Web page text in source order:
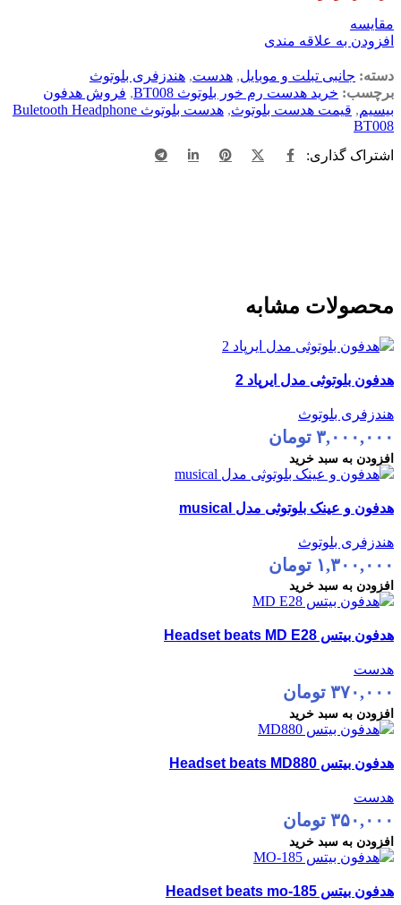
مقایسه
افزودن به علاقه مندی
دسته: جانبی تبلت و موبایل, هدست, هندزفری بلوتوث
برچسب: خرید هدست رم خور بلوتوث BT008 , فروش هدفون
بیسیم, قیمت هدست بلوتوث,
هدست بلوتوث Buletooth Headphone
BT008
اشتراک گذاری:
محصولات مشابه
مشاهده سریع
افزودن به علاقه مندی
هدفون بلوتوثی مدل ایرپاد 2
هندزفری بلوتوث
۳,۰۰۰,۰۰۰ تومان
افزودن به سبد خرید
مشاهده سریع
افزودن به علاقه مندی
هدفون و عینک بلوتوثی مدل musical
هندزفری بلوتوث
۱,۳۰۰,۰۰۰ تومان
افزودن به سبد خرید
مشاهده سریع
هدفون بیتس Headset beats MD E28
هدست
۳۷۰,۰۰۰ تومان
افزودن به سبد خرید
مشاهده سریع
هدفون بیتس Headset beats MD880
هدست
۳۵۰,۰۰۰ تومان
افزودن به سبد خرید
مشاهده سریع
هدفون بیتس Headset beats mo-185